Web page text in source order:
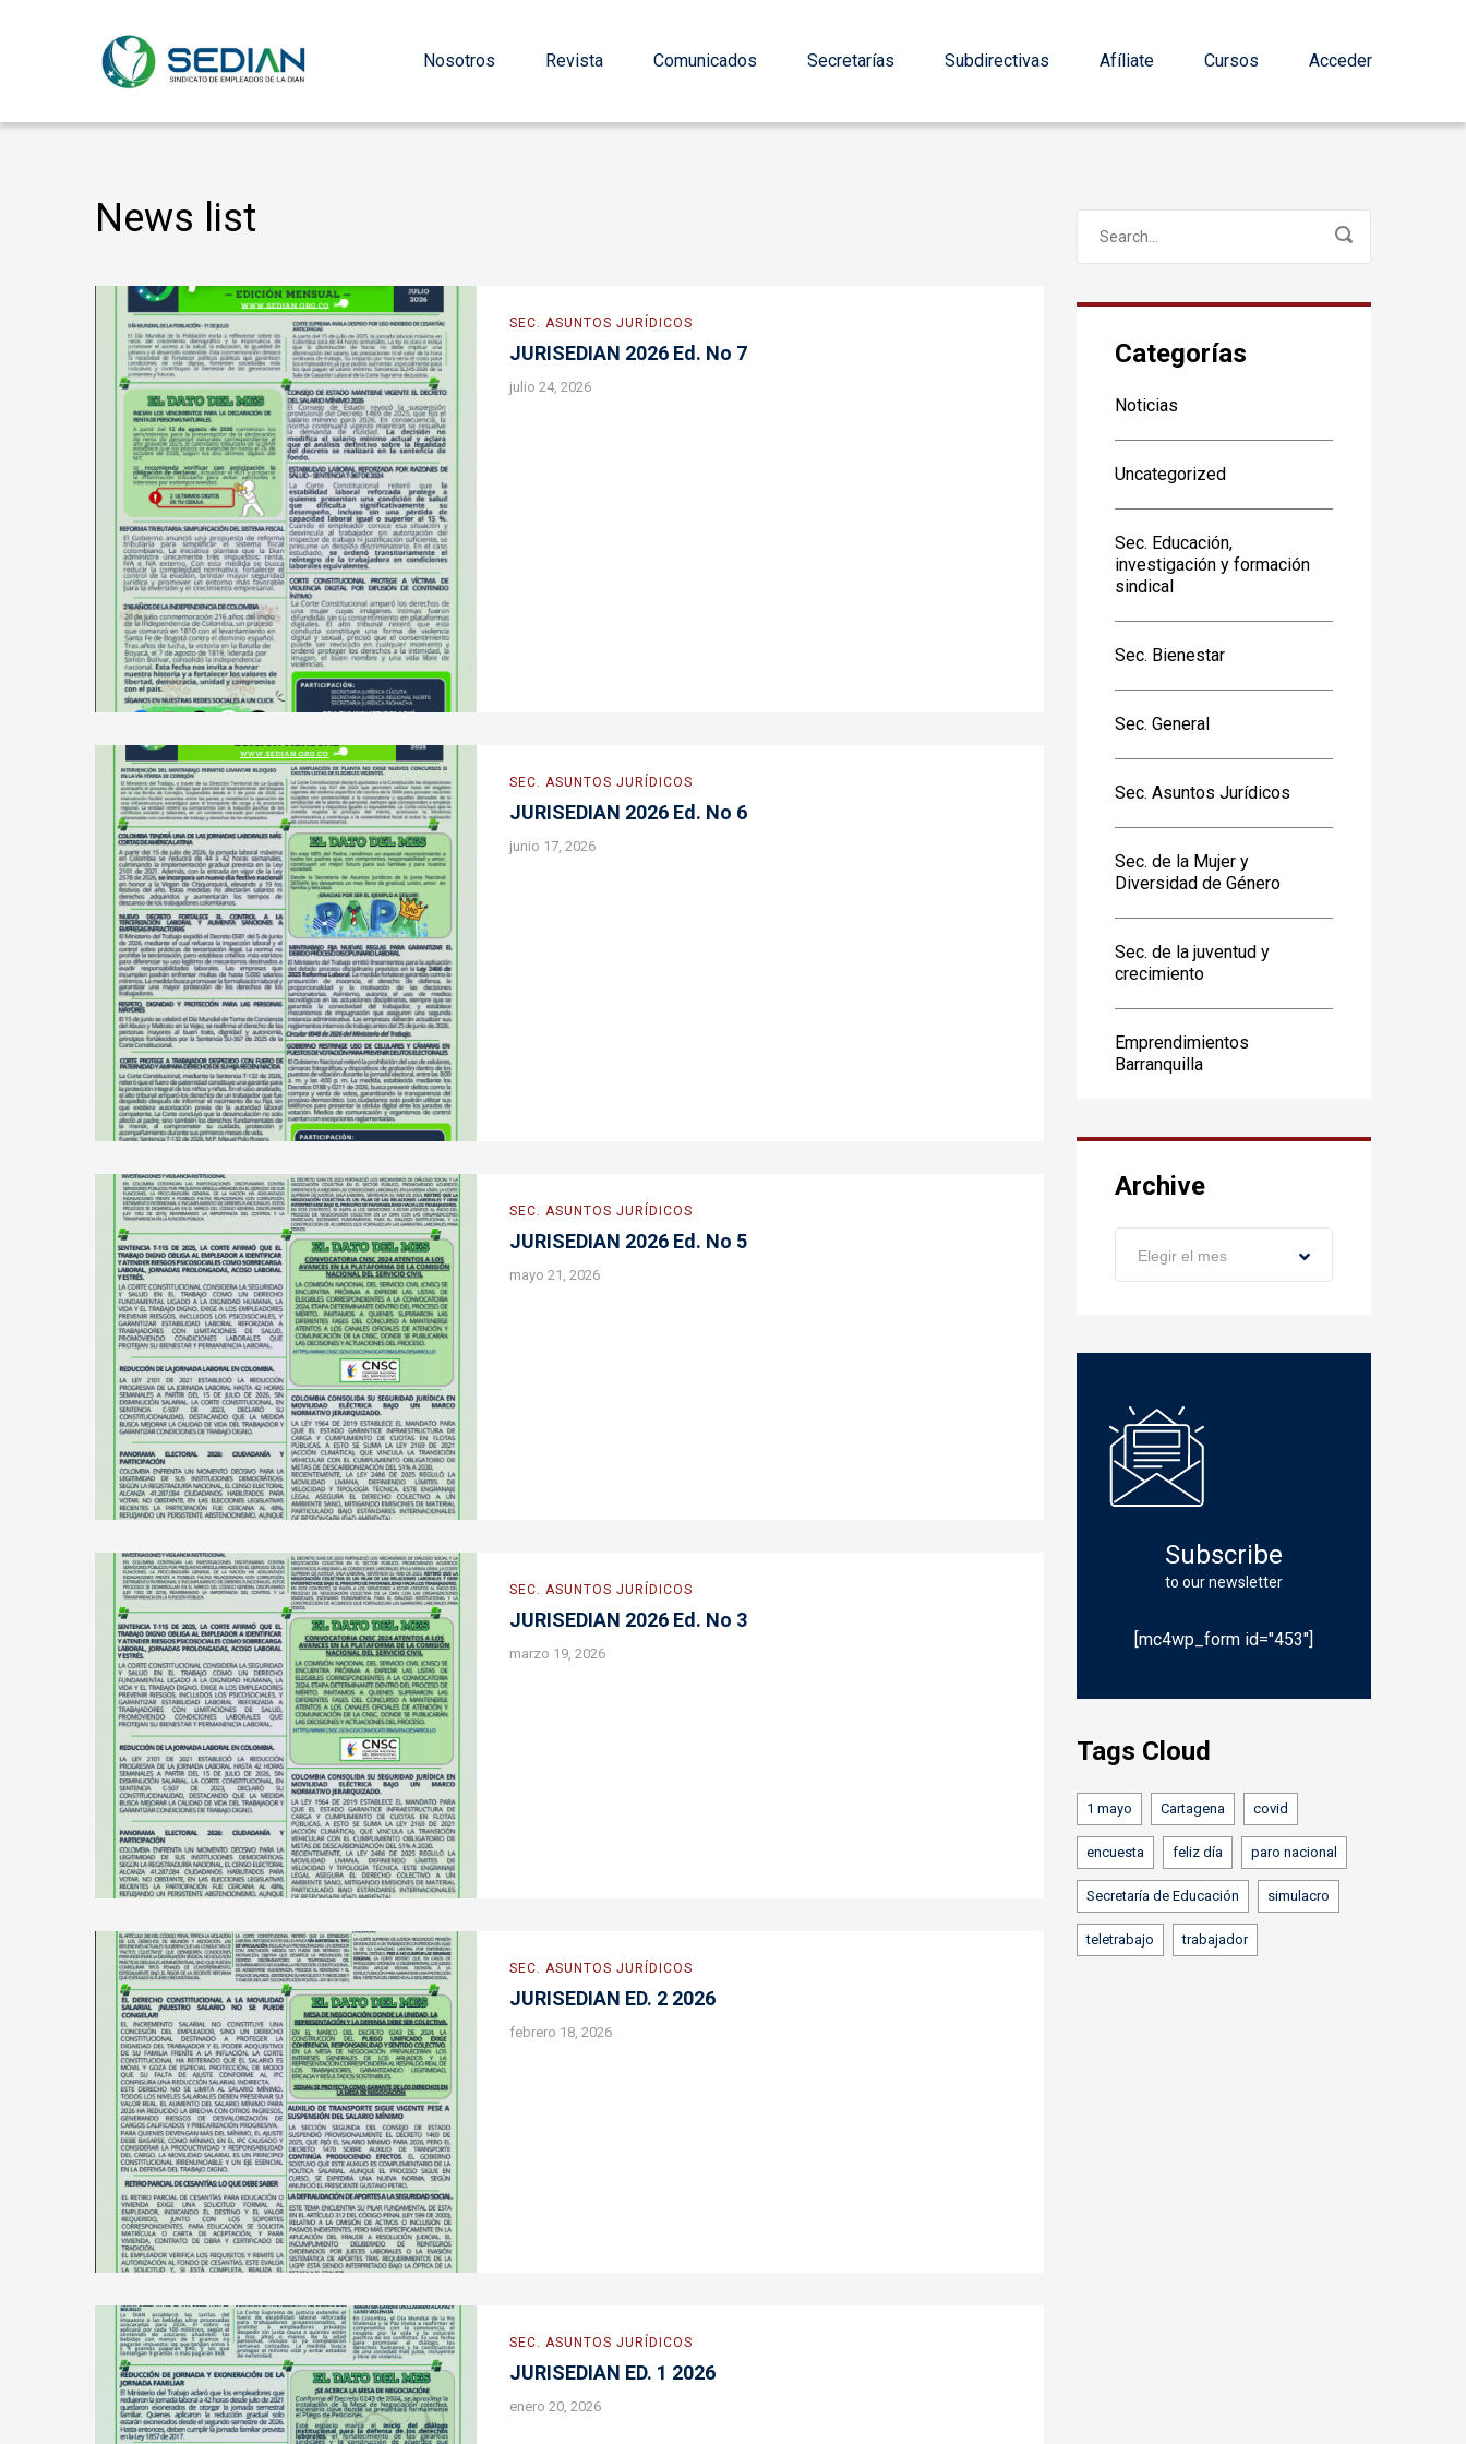
Nosotros Revista Comunicados Secretarías Subdirectivas Afíliate Cursos Acceder
News list
SEC. ASUNTOS JURÍDICOS
JURISEDIAN 2026 Ed. No 7
julio 24, 2026
SEC. ASUNTOS JURÍDICOS
JURISEDIAN 2026 Ed. No 6
junio 17, 2026
SEC. ASUNTOS JURÍDICOS
JURISEDIAN 2026 Ed. No 5
mayo 21, 2026
SEC. ASUNTOS JURÍDICOS
JURISEDIAN 2026 Ed. No 3
marzo 19, 2026
SEC. ASUNTOS JURÍDICOS
JURISEDIAN ED. 2 2026
febrero 18, 2026
SEC. ASUNTOS JURÍDICOS
JURISEDIAN ED. 1 2026
enero 20, 2026
Categorías
Noticias
Uncategorized
Sec. Educación,
investigación y formación
sindical
Sec. Bienestar
Sec. General
Sec. Asuntos Jurídicos
Sec. de la Mujer y
Diversidad de Género
Sec. de la juventud y
crecimiento
Emprendimientos
Barranquilla
Archive
Archive
Elegir el mes
Subscribe
to our newsletter
[mc4wp_form id="453"]
Tags Cloud
1 mayo Cartagena covid
encuesta feliz día paro nacional
Secretaría de Educación simulacro
teletrabajo trabajador